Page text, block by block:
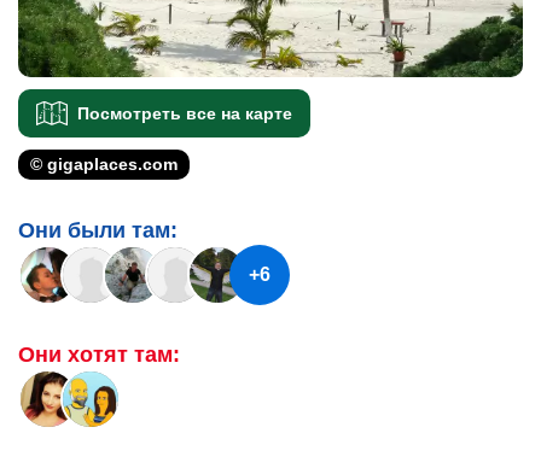
Посмотреть все на карте
© gigaplaces.com
Они были там:
+6
Они хотят там: